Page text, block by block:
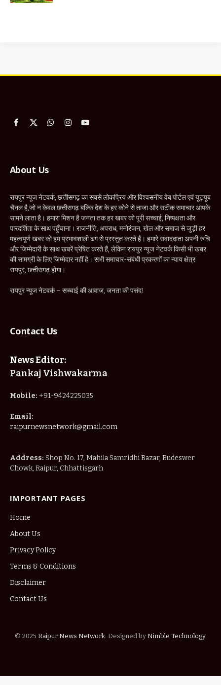
Facebook
X
WhatsApp
InstagramYouTube
About Us
रायपुर न्यूज नेटवर्क, छत्तीसगढ़ का सबसे लोकप्रिय और विश्वसनीय वेब पोर्टल एवं यूट्यूब
चैनल है,जो न केवल छत्तीसगढ़ बल्कि देश के हर कोने से ताजा और सटीक समाचार आपके
सामने लाता है। हमारा मिशन है जनता तक हर खबर को पूरी सच्चाई, निष्पक्षता और
पारदर्शिता के साथ पहुँचाना। राजनीति, अपराध, मनोरंजन, खेल और समाज से जुड़ी हर
महत्वपूर्ण खबर को हम प्रभावशाली ढंग से प्रस्तुत करते हैं। हमारे संवाददाता अपनी रुचि
और जिम्मेदारी के साथ खबरें प्रेषित करते हैं, लेकिन रायपुर न्यूज नेटवर्क किसी भी खबर
की सामग्री के लिए जिम्मेदार नहीं है। सभी समाचार-संबंधी प्रकरणों का न्याय क्षेत्र
रायपुर, छत्तीसगढ़ होगा।
रायपुर न्यूज नेटवर्क – सच्चाई की आवाज, जनता की पसंद!
Contact Us
News Editor:
Pankaj Vishwakarma
Mobile: +91-9424225035
Email:
raipurnewsnetwork@gmail.com
Address: Shop No. 17, Mahila Samridhi Bazar, Budeswer
Chowk, Raipur, Chhattisgarh
IMPORTANT PAGES
Home
About Us
Privacy Policy
Terms & Conditions
Disclaimer
Contact Us
© 2025 Raipur News Network. Designed by Nimble Technology.